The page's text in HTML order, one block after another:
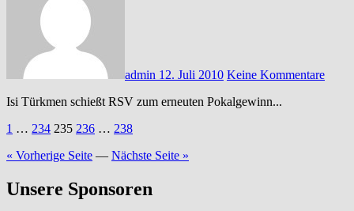
admin 12. Juli 2010 Keine Kommentare
Isi Türkmen schießt RSV zum erneuten Pokalgewinn...
Seitennummerierung
der
1 … 234 235 236 … 238
« Vorherige Seite — Nächste Seite »
Unsere Sponsoren